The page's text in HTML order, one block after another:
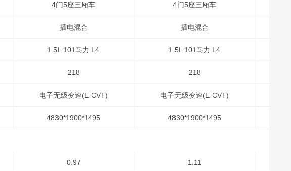
4门5座三厢车 4门5座三厢车
插电混合 插电混合
1.5L 101马力 L4 1.5L 101马力 L4
218 218
电子无级变速(E-CVT) 电子无级变速(E-CVT)
4830*1900*1495 4830*1900*1495
0.97 1.11